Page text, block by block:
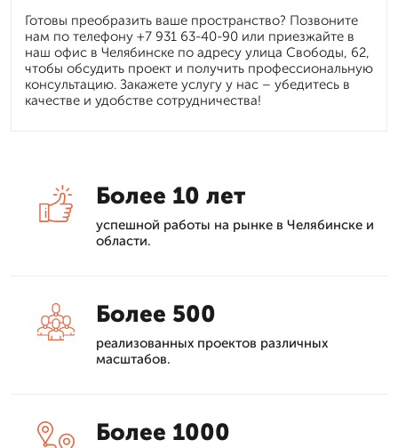
Готовы преобразить ваше пространство? Позвоните
нам по телефону +7 931 63-40-90 или приезжайте в
наш офис в Челябинске по адресу улица Свободы, 62,
чтобы обсудить проект и получить профессиональную
консультацию. Закажете услугу у нас – убедитесь в
качестве и удобстве сотрудничества!
Более 10 лет
успешной работы на рынке в Челябинске и
области.
Более 500
реализованных проектов различных
масштабов.
Более 1000